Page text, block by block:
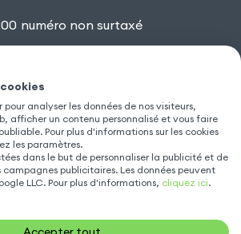
numéro non surtaxé
SUIVEZ NOUS
pour analyser les données de nos visiteurs,
afficher un contenu personnalisé et vous faire
Pour plus d'informations sur les cookies
les paramètres.
dans le but de personnaliser la publicité et de
publicitaires. Les données peuvent
LLC. Pour plus d'informations, cliquez ici.